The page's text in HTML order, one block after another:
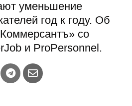
уменьшение
год к году. Об
со
и ProPersonnel.